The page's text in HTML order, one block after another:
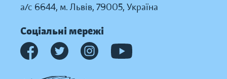
а/с 6644, м. Львів, 79005, Україна
Соціальні мережі